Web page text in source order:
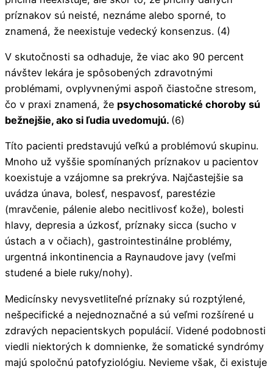
príznakov sú neisté, neznáme alebo sporné, to
znamená, že neexistuje vedecký konsenzus. (4)
V skutočnosti sa odhaduje, že viac ako 90 percent
návštev lekára je spôsobených zdravotnými
problémami, ovplyvnenými aspoň čiastočne stresom,
čo v praxi znamená, že psychosomatické choroby sú
bežnejšie, ako si ľudia uvedomujú. (6)
Títo pacienti predstavujú veľkú a problémovú skupinu.
Mnoho už vyššie spomínaných príznakov u pacientov
koexistuje a vzájomne sa prekrýva. Najčastejšie sa
uvádza únava, bolesť, nespavosť, parestézie
(mravčenie, pálenie alebo necitlivosť kože), bolesti
hlavy, depresia a úzkosť, príznaky sicca (sucho v
ústach a v očiach), gastrointestinálne problémy,
urgentná inkontinencia a Raynaudove javy (veľmi
studené a biele ruky/nohy).
Medicínsky nevysvetliteľné príznaky sú rozptýlené,
nešpecifické a nejednoznačné a sú veľmi rozšírené u
zdravých nepacientskych populácií. Videné podobnosti
viedli niektorých k domnienke, že somatické syndrómy
majú spoločnú patofyziológiu. Nevieme však, či existuje